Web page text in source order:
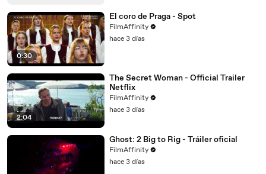
0:30
El coro de Praga - Spot
FilmAffinity
hace 3 días
2:04
The Secret Woman - Official Trailer
Netflix
FilmAffinity
hace 3 días
Ghost: 2 Big to Rig - Tráiler oficial
FilmAffinity
hace 3 días